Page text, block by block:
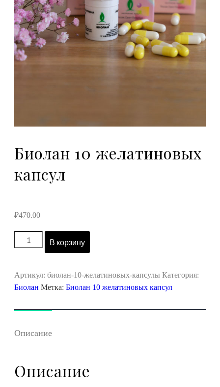
Биолан 10 желатиновых
капсул
₽470.00
Количество
товара
10
желатиновых
В корзину
Артикул:биолан-10-желатиновых-капсулы Категория:
Биолан Метка:Биолан 10 желатиновых капсул
Описание
Описание